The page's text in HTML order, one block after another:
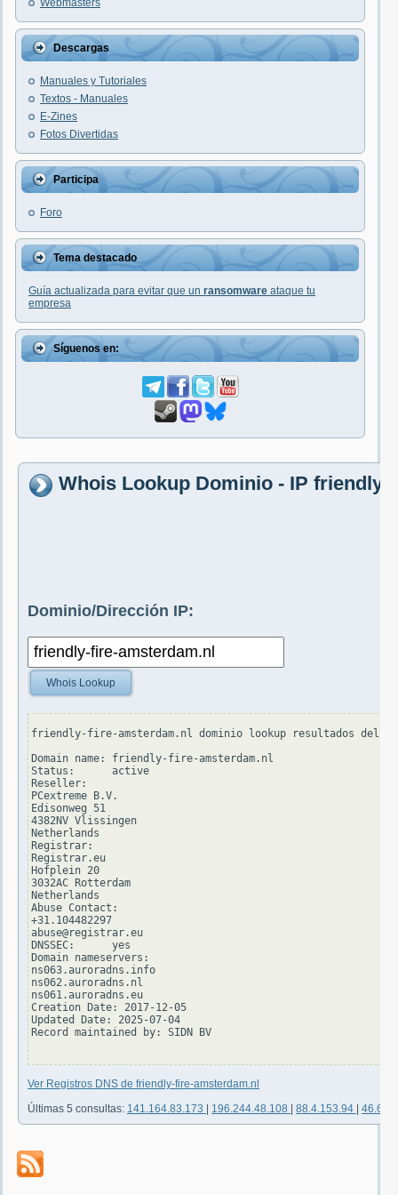
Webmasters
Descargas
Manuales y Tutoriales
Textos - Manuales
E-Zines
Fotos Divertidas
Participa
Foro
Tema destacado
Guía actualizada para evitar que un ransomware ataque tu
empresa
Síguenos en:
Whois Lookup Dominio - IP friendly-
Dominio/Dirección IP:
Whois Lookup
friendly-fire-amsterdam.nl dominio lookup resultados del
Domain name: friendly-fire-amsterdam.nl
Status:      active
Reseller:
PCextreme B.V.
Edisonweg 51
4382NV Vlissingen
Netherlands
Registrar:
Registrar.eu
Hofplein 20
3032AC Rotterdam
Netherlands
Abuse Contact:
+31.104482297
abuse@registrar.eu
DNSSEC:      yes
Domain nameservers:
ns063.auroradns.info
ns062.auroradns.nl
ns061.auroradns.eu
Creation Date: 2017-12-05
Updated Date: 2025-07-04
Record maintained by: SIDN BV
Ver Registros DNS de friendly-fire-amsterdam.nl
Últimas 5 consultas: 141.164.83.173 196.244.48.108 88.4.153.94